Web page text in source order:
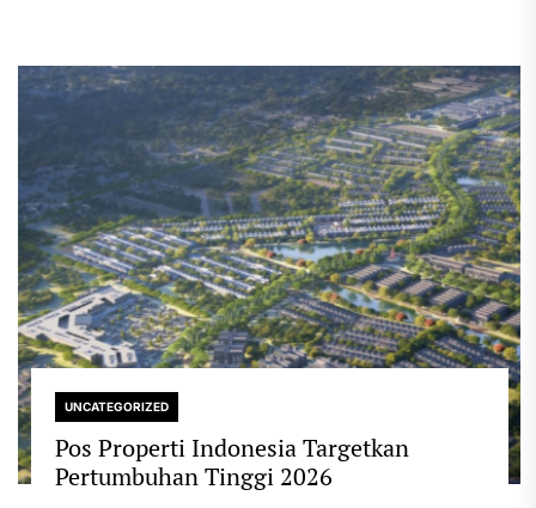
UNCATEGORIZED
Pos Properti Indonesia Targetkan
Pertumbuhan Tinggi 2026